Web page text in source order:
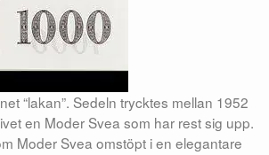
“lakan”. Sedeln trycktes mellan 1952
en Moder Svea som har rest sig upp.
Moder Svea omstöpt i en elegantare